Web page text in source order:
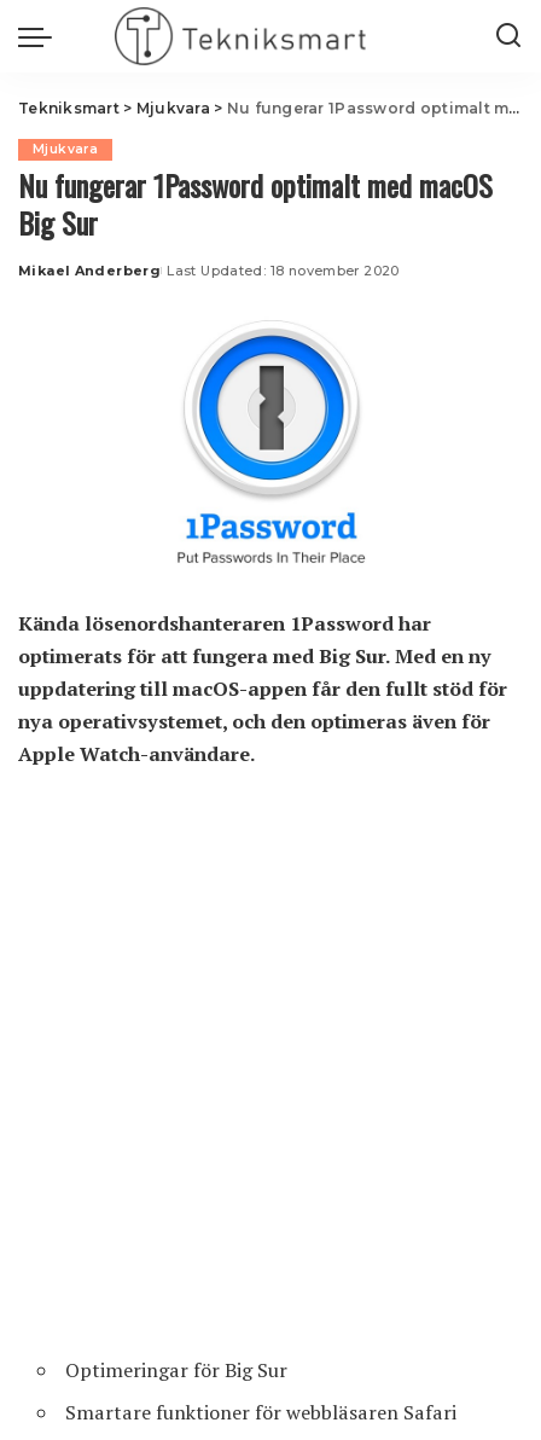
Tekniksmart> Mjukvara > Nu fungerar 1Password optimalt med macOS Big Sur
Mjukvara
Nu fungerar 1Password optimalt med macOS
Big Sur
Posted
Mikael Anderberg Last Updated: 18 november 2020
Kända lösenordshanteraren 1Password har
optimerats för att fungera med Big Sur. Med en ny
uppdatering till macOS-appen får den fullt stöd för
nya operativsystemet, och den optimeras även för
Apple Watch-användare.
Optimeringar för Big Sur
Smartare funktioner för webbläsaren Safari